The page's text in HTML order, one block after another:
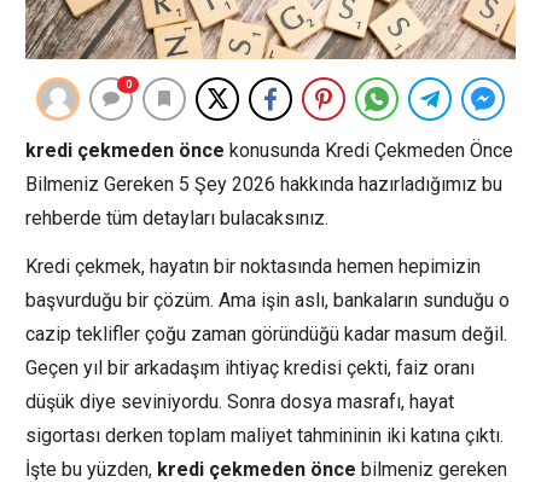
0
kredi çekmeden önce konusunda Kredi Çekmeden Önce
Bilmeniz Gereken 5 Şey 2026 hakkında hazırladığımız bu
rehberde tüm detayları bulacaksınız.
Kredi çekmek, hayatın bir noktasında hemen hepimizin
başvurduğu bir çözüm. Ama işin aslı, bankaların sunduğu o
cazip teklifler çoğu zaman göründüğü kadar masum değil.
Geçen yıl bir arkadaşım ihtiyaç kredisi çekti, faiz oranı
düşük diye seviniyordu. Sonra dosya masrafı, hayat
sigortası derken toplam maliyet tahmininin iki katına çıktı.
İşte bu yüzden, kredi çekmeden önce bilmeniz gereken